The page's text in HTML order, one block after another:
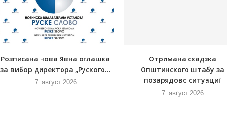
Розписана нова Явна оглашка
за вибор директора „Руского...
7. авґуст 2026
Отримана схадзка
Општинского штабу за
позарядово ситуациї
7. авґуст 2026